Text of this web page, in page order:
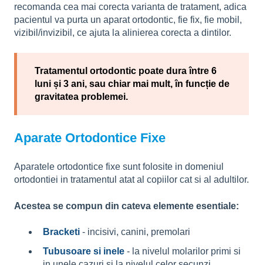
recomanda cea mai corecta varianta de tratament, adica
pacientul va purta un aparat ortodontic, fie fix, fie mobil,
vizibil/invizibil, ce ajuta la alinierea corecta a dintilor.
Tratamentul ortodontic poate dura între 6
luni și 3 ani, sau chiar mai mult, în funcție de
gravitatea problemei.
Aparate Ortodontice Fixe
Aparatele ortodontice fixe sunt folosite in domeniul
ortodontiei in tratamentul atat al copiilor cat si al adultilor.
Acestea se compun din cateva elemente esentiale:
Bracketi - incisivi, canini, premolari
Tubusoare si inele - la nivelul molarilor primi si